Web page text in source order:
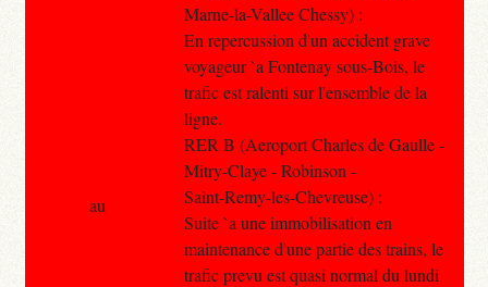
Marne-la-Vallee Chessy) :
En repercussion d'un accident grave
voyageur `a Fontenay sous-Bois, le
trafic est ralenti sur l'ensemble de la
ligne.
RER B (Aeroport Charles de Gaulle -
Mitry-Claye - Robinson -
Saint-Remy-les-Chevreuse) :
Suite `a une immobilisation en
maintenance d'une partie des trains, le
trafic prevu est quasi normal du lundi
au